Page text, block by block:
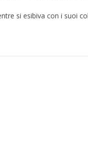
si esibiva con i suoi